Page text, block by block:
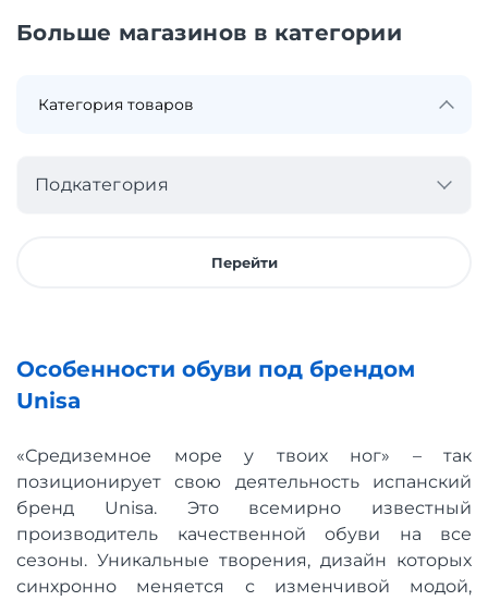
Больше магазинов в категории
Подкатегория
Перейти
Особенности обуви под брендом
Unisa
«Средиземное море у твоих ног» – так
позиционирует свою деятельность испанский
бренд Unisa. Это всемирно известный
производитель качественной обуви на все
сезоны. Уникальные творения, дизайн которых
синхронно меняется с изменчивой модой,